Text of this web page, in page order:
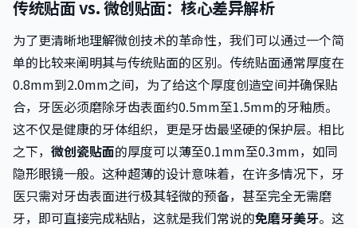
传统贴面 vs. 微创贴面：核心差异解析
为了更清晰地理解微创技术的革命性，我们可以通过一个简
单的比较来阐明其与传统贴面的区别。传统贴面通常厚度在
0.8mm到2.0mm之间，为了给这个厚度创造空间并确保贴
合，牙医必须磨除牙齿表面约0.5mm至1.5mm的牙釉质。
这不仅是健康的牙体组织，更是牙齿最坚硬的保护层。相比
之下， 微创瓷贴面的厚度可以薄至0.1mm至0.3mm，如同
隐形眼镜一般。这种超薄的设计意味着，在许多情况下，牙
医只需对牙齿表面进行极其轻微的预备，甚至完全无需磨
牙，即可直接完成粘贴，这就是我们常说的免磨牙美牙。这